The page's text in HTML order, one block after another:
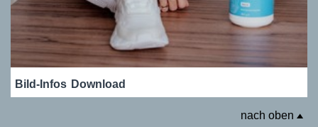
Bild-Infos Download
nach oben